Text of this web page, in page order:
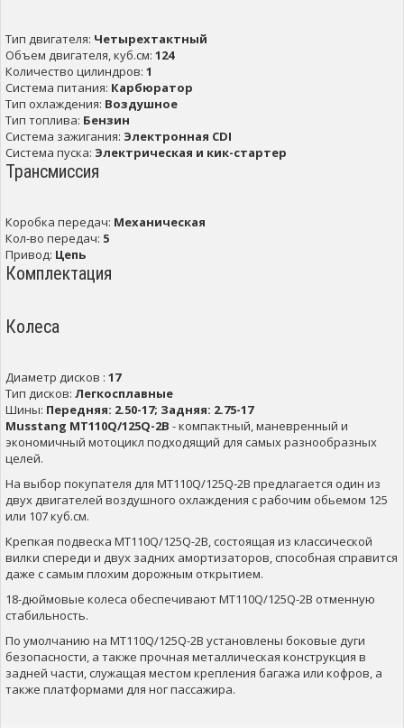
Тип двигателя: Четырехтактный
Объем двигателя, куб.см: 124
Количество цилиндров: 1
Система питания: Карбюратор
Тип охлаждения: Воздушное
Тип топлива: Бензин
Система зажигания: Электронная CDI
Система пуска: Электрическая и кик-стартер
Трансмиссия
Коробка передач: Механическая
Кол-во передач: 5
Привод: Цепь
Комплектация
Колеса
Диаметр дисков : 17
Тип дисков: Легкосплавные
Шины: Передняя: 2.50-17; Задняя: 2.75-17
Musstang МТ110Q/125Q-2B - компактный, маневренный и
экономичный мотоцикл подходящий для самых разнообразных
целей.
На выбор покупателя для МТ110Q/125Q-2B предлагается один из
двух двигателей воздушного охлаждения с рабочим обьемом 125
или 107 куб.см.
Крепкая подвеска МТ110Q/125Q-2B, состоящая из классической
вилки спереди и двух задних амортизаторов, способная справится
даже с самым плохим дорожным открытием.
18-дюймовые колеса обеспечивают МТ110Q/125Q-2B отменную
стабильность.
По умолчанию на МТ110Q/125Q-2B установлены боковые дуги
безопасности, а также прочная металлическая конструкция в
задней части, служащая местом крепления багажа или кофров, а
также платформами для ног пассажира.